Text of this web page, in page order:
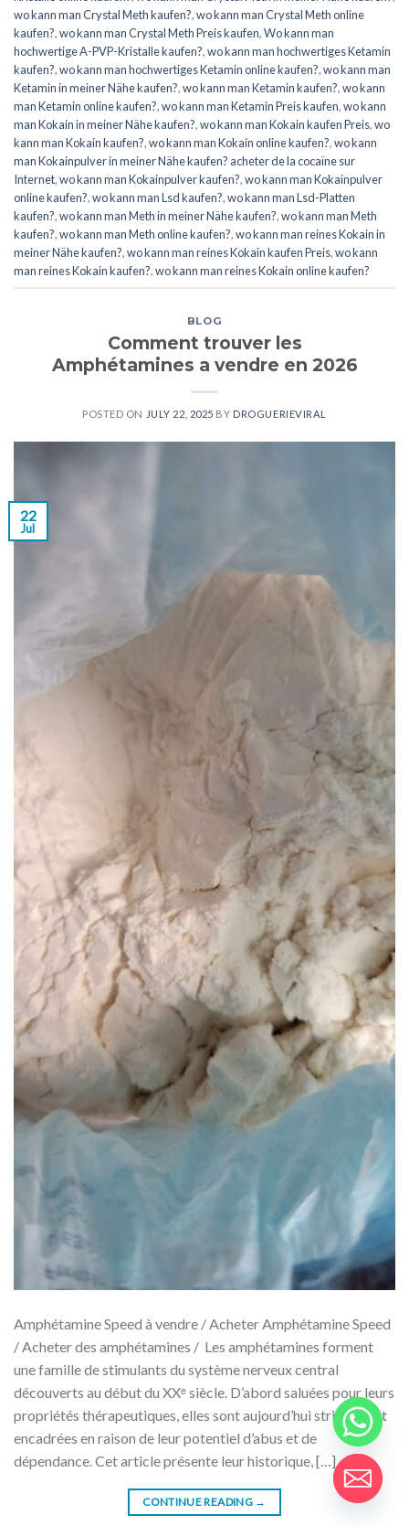
wo kann man Crystal Meth kaufen?,wo kann man Crystal Meth online
kaufen?,wo kann man Crystal Meth Preis kaufen,Wo kann man
hochwertige A-PVP-Kristalle kaufen?,wo kann man hochwertiges Ketamin
kaufen?,wo kann man hochwertiges Ketamin online kaufen?,wo kann man
Ketamin in meiner Nähe kaufen?,wo kann man Ketamin kaufen?,wo kann
man Ketamin online kaufen?,wo kann man Ketamin Preis kaufen,wo kann
man Kokain in meiner Nähe kaufen?,wo kann man Kokain kaufen Preis,wo
kann man Kokain kaufen?,wo kann man Kokain online kaufen?,wo kann
man Kokainpulver in meiner Nähe kaufen? acheter de la cocaïne sur
Internet,wo kann man Kokainpulver kaufen?,wo kann man Kokainpulver
online kaufen?,wo kann man Lsd kaufen?,wo kann man Lsd-Platten
kaufen?,wo kann man Meth in meiner Nähe kaufen?,wo kann man Meth
kaufen?,wo kann man Meth online kaufen?,wo kann man reines Kokain in
meiner Nähe kaufen?,wo kann man reines Kokain kaufen Preis,wo kann
man reines Kokain kaufen?,wo kann man reines Kokain online kaufen?
BLOG
Comment trouver les
Amphétamines a vendre en 2026
POSTED ON JULY 22, 2025 BY DROGUERIEVIRAL
22
Jul
Amphétamine Speed ​​​​à vendre / Acheter Amphétamine Speed
/ Acheter des amphétamines / Les amphétamines forment
une famille de stimulants du système nerveux central
découverts au début du XXᵉ siècle. D’abord saluées pour leurs
propriétés thérapeutiques, elles sont aujourd’hui strictement
encadrées en raison de leur potentiel d’abus et de
dépendance. Cet article présente leur historique, […]
CONTINUE READING →